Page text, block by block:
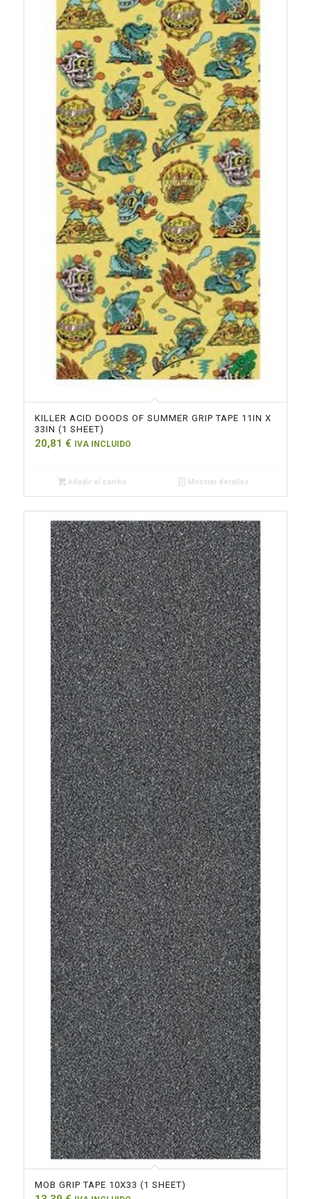
KILLER ACID DOODS OF SUMMER GRIP TAPE 11IN X
33IN (1 SHEET)
20,81 € IVA INCLUIDO
Añadir al carrito Mostrar detalles
MOB GRIP TAPE 10X33 (1 SHEET)